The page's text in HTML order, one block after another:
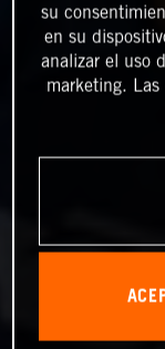
su
en su
analizar el uso
marketing.